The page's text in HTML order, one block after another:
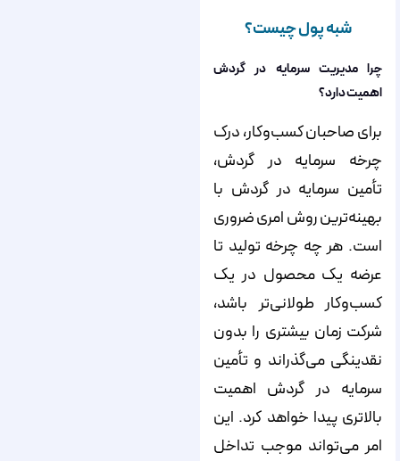
شبه پول چیست؟
چرا مدیریت سرمایه در گردش
اهمیت دارد؟
برای صاحبان کسب‌وکار، درک
چرخه سرمایه در گردش،
تأمین سرمایه در گردش با
بهینه‌­ترین روش امری ضروری
است. هر چه چرخه تولید تا
عرضه یک محصول در یک
کسب‌وکار طولانی‌تر باشد،
شرکت زمان بیشتری را بدون
نقدینگی می­‌گذراند و تأمین
سرمایه در گردش اهمیت
بالاتری پیدا خواهد کرد. این
امر می­‌تواند موجب تداخل